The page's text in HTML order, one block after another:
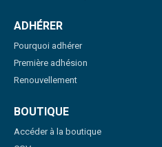
ADHÉRER
Pourquoi adhérer
Première adhésion
Renouvellement
BOUTIQUE
Accéder à la boutique